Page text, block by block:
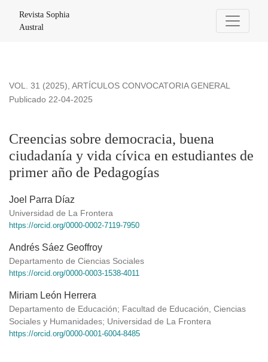
Revista Sophia
Austral
VOL. 31 (2025), ARTÍCULOS CONVOCATORIA GENERAL
Creencias sobre democracia, buena
ciudadanía y vida cívica en estudiantes de
primer año de Pedagogías
Publicado 22-04-2025
Joel Parra Díaz
Universidad de La Frontera
https://orcid.org/0000-0002-7119-7950
Andrés Sáez Geoffroy
Departamento de Ciencias Sociales
https://orcid.org/0000-0003-1538-4011
Miriam León Herrera
Departamento de Educación; Facultad de Educación, Ciencias
Sociales y Humanidades; Universidad de La Frontera
https://orcid.org/0000-0001-6004-8485